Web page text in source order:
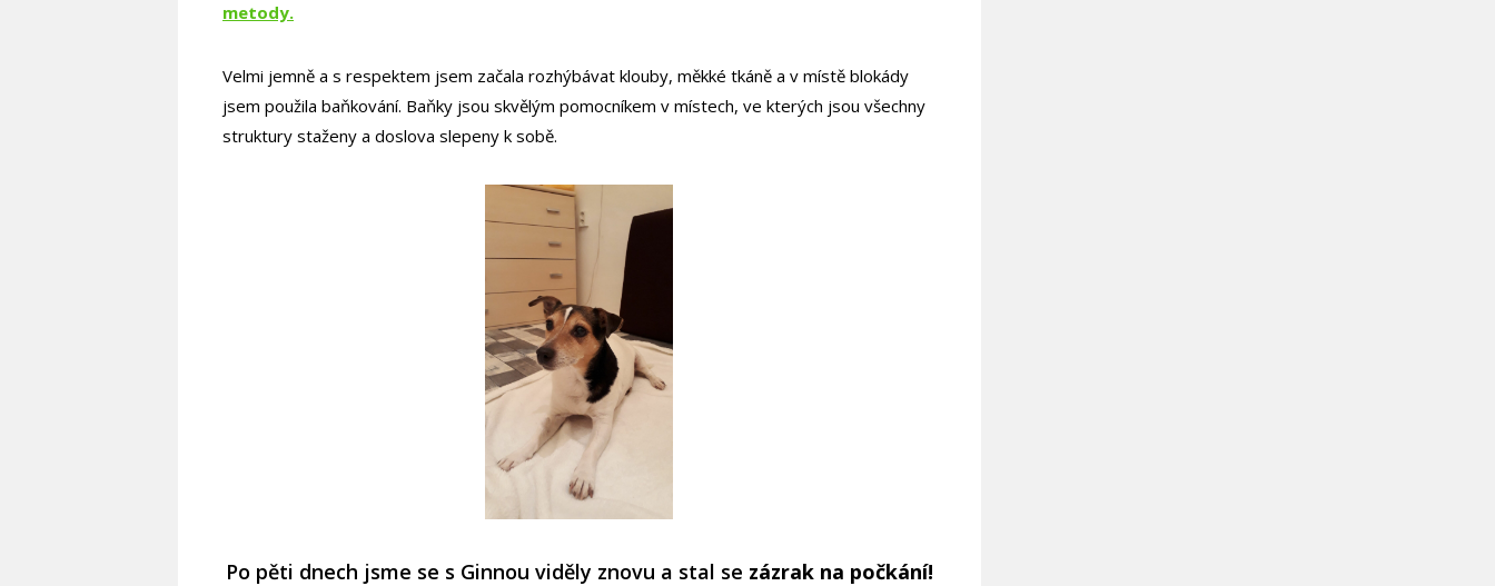
metody.
Velmi jemně a s respektem jsem začala rozhýbávat klouby, měkké tkáně a v místě blokády
jsem použila baňkování. Baňky jsou skvělým pomocníkem v místech, ve kterých jsou všechny
struktury staženy a doslova slepeny k sobě.
Po pěti dnech jsme se s Ginnou viděly znovu a stal se zázrak na počkání!